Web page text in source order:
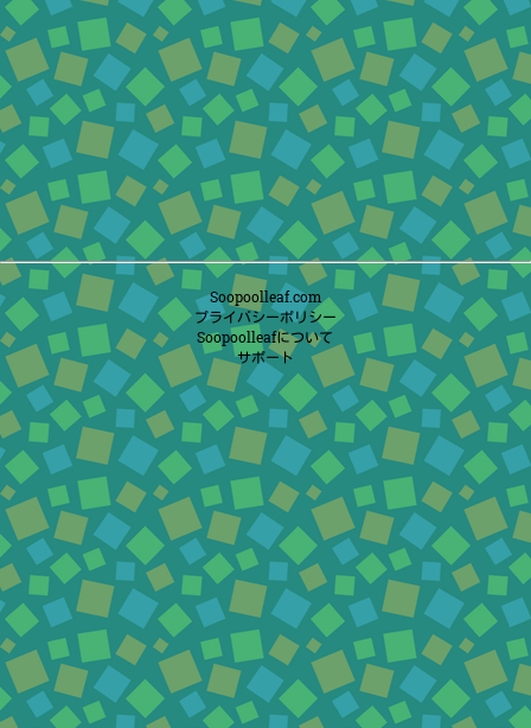
Soopoolleaf.com
プライバシーポリシー
Soopoolleafについて
サポート